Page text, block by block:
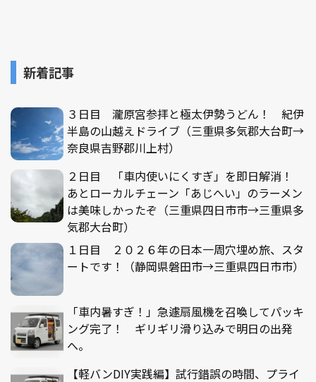
新着記事
３日目 瀧原宮参拝と極太伊勢うどん！ 紀伊
半島の山越えドライブ（三重県多気郡大台町→
奈良県吉野郡川上村）
２日目 「車内使いにくすぎ」を即日解消！
あとローカルチェーン「あじへい」のラーメン
は美味しかったぞ（三重県四日市市→三重県多
気郡大台町）
１日目 ２０２６年の日本一周穴埋め旅、スタ
ートです！（静岡県磐田市→三重県四日市市）
「車内暑すぎ！」急遽扇風機を召喚してパッキ
ング完了！ ギリギリ滑り込みで明日の出発
へ。
【軽バンDIY実践編】試行錯誤の時間、プライ